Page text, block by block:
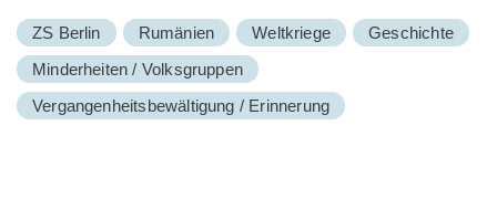
ZS Berlin Rumänien Weltkriege
Geschichte
Minderheiten / Volksgruppen
Vergangenheitsbewältigung / Erinnerung